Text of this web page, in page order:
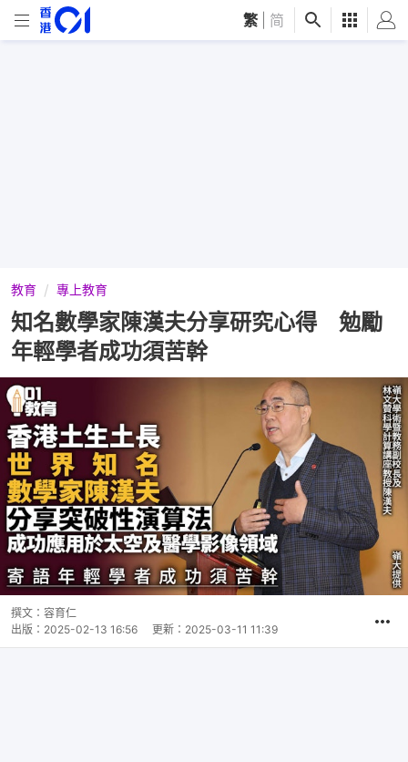
繁 简
教育 專上教育
知名數學家陳漢夫分享研究心得 勉勵
年輕學者成功須苦幹
撰文： 容育仁
出版： 2025-02-13 16:56 更新： 2025-03-11 11:39